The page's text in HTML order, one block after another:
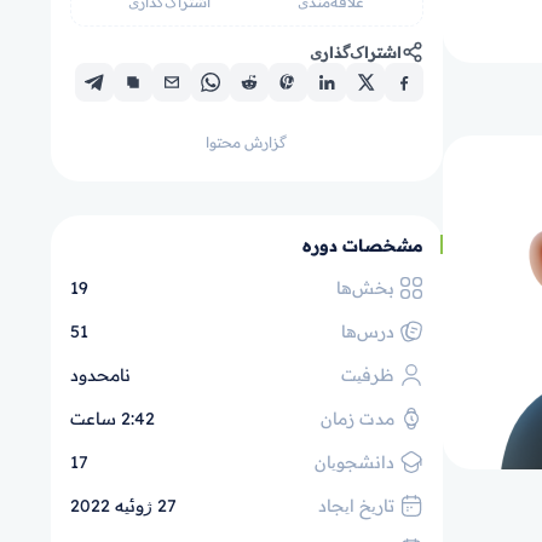
اشتراک‌گذاری
گزارش محتوا
مشخصات دوره
بخش‌ها
19
درس‌ها
51
ظرفیت
نامحدود
مدت زمان
2:42 ساعت
دانشجویان
17
تاریخ ایجاد
27 ژوئیه 2022